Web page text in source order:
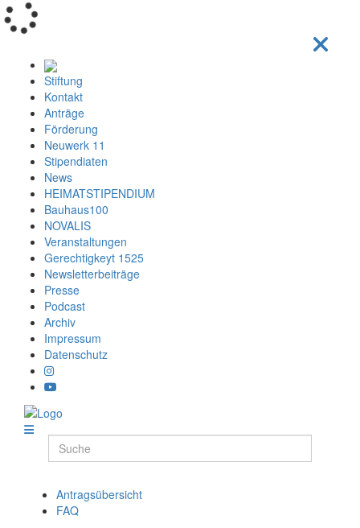
Stiftung
Kontakt
Anträge
Förderung
Neuwerk 11
Stipendiaten
News
HEIMATSTIPENDIUM
Bauhaus100
NOVALIS
Veranstaltungen
Gerechtigkeyt 1525
Newsletterbeiträge
Presse
Podcast
Archiv
Impressum
Datenschutz
Antragsübersicht
FAQ